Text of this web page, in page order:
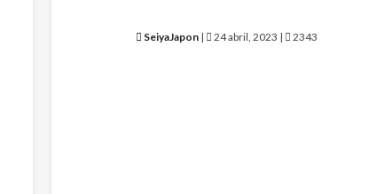
SeiyaJapon| 24 abril, 2023 | 2343